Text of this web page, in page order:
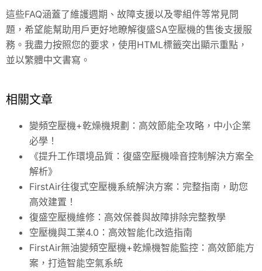
這些FAQ涵蓋了維護週期、故障支援以及零組件等常見問
題，希望能幫助用戶更好地瞭解復盛SA空壓機的售後支援服
務。我盡力按照您的要求，使用HTML標籤突出顯示重點，
並以繁體中文書寫。
相關文章
變頻空壓機+乾燥機規劃：高效節能全攻略，中小企業
必學！
《提升工作環境品質：復盛空壓機噪音控制解決方案全
解析》
FirstAir往復式空壓機系統解決方案：完整指南，助您
高效建置！
復盛空壓機維修：高效保養與故障排除完整教學
空壓機與工業4.0：高效智能化改造指南
FirstAir無油變頻空壓機+乾燥機智能監控：高效節能方
案，打造智能空氣系統